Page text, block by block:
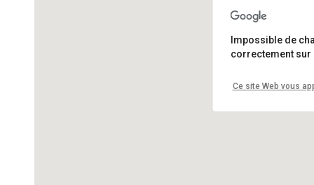
Impossible de
correctement sur
Ce site Web vous